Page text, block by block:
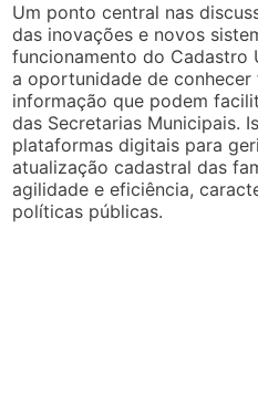
Um ponto central nas
das inovações e novos
funcionamento do Cadastro
a oportunidade de conhecer
informação que podem
das Secretarias Municipais.
plataformas digitais para
atualização cadastral das
agilidade e eficiência,
políticas públicas.